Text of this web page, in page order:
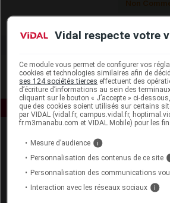
Vidal respecte votre
Ce module vous permet de configurer vos
cookies et technologies similaires afin de
ses 124 sociétés tierces effectuent des
d’écriture d’informations au sein des
cliquant sur le bouton « J’accepte » ci-
que des cookies soient utilisés sur certains
par VIDAL (vidal.fr, campus.vidal.fr,
fr.m3manabu.com et VIDAL Mobile) pour les
Mesure d’audience i
Personnalisation des contenus de ce site
Personnalisation des communications
Interaction avec les réseaux sociaux i